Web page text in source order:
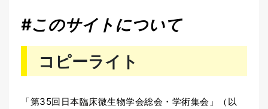
#このサイトについて
コピーライト
「第35回日本臨床微生物学会総会・学術集会」（以